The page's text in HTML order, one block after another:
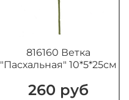
816160 Ветка
"Пасхальная" 10*5*25см
260 руб